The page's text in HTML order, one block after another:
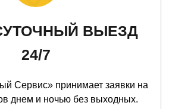
ВЫЕЗД
24/7
Сервис» принимает заявки на
днем и ночью без выходных.